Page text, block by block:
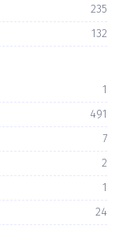
235
132
1
491
7
2
1
24